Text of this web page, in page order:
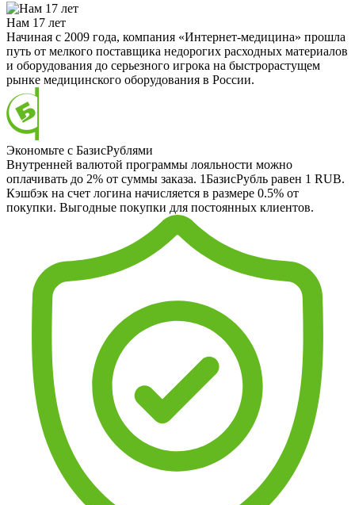
Нам 17 лет
Начиная с 2009 года, компания «Интернет-медицина» прошла
путь от мелкого поставщика недорогих расходных материалов
и оборудования до серьезного игрока на быстрорастущем
рынке медицинского оборудования в России.
Экономьте с БазисРублями
Внутренней валютой программы лояльности можно
оплачивать до 2% от суммы заказа. 1БазисРубль равен 1 RUB.
Кэшбэк на счет логина начисляется в размере 0.5% от
покупки. Выгодные покупки для постоянных клиентов.